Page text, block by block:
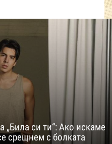
„Била си ти“: Ако искаме
срещнем с болката